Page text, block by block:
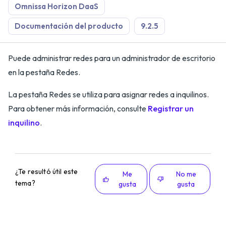
Omnissa Horizon DaaS
Documentación del producto 9.2.5
Puede administrar redes para un administrador de escritorio
en la pestaña Redes.
La pestaña Redes se utiliza para asignar redes a inquilinos.
Para obtener más información, consulte Registrar un
inquilino.
¿Te resultó útil este
tema?
Me
gusta
No me
gusta